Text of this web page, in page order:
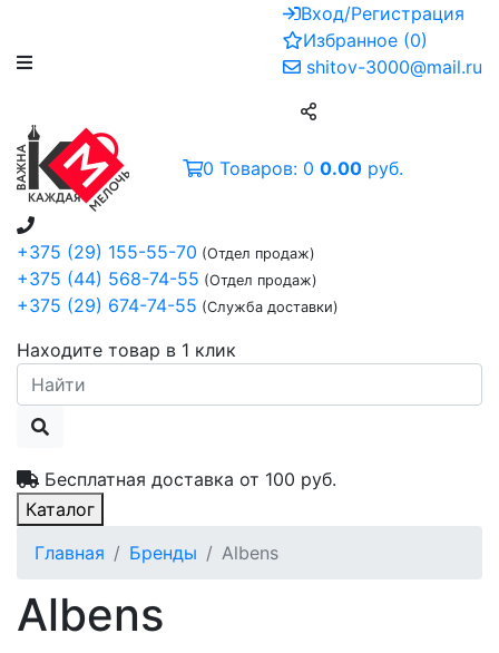
Вход/Регистрация
Избранное (0)
shitov-3000@mail.ru
+375 (29) 155-55-70 (Отдел продаж)
+375 (44) 568-74-55 (Отдел продаж)
+375 (29) 674-74-55 (Служба доставки)
Находите товар в 1 клик
Бесплатная доставка от 100 руб.
0 Товаров: 0 0.00 руб.
Каталог
Главная
Бренды Albens
Albens